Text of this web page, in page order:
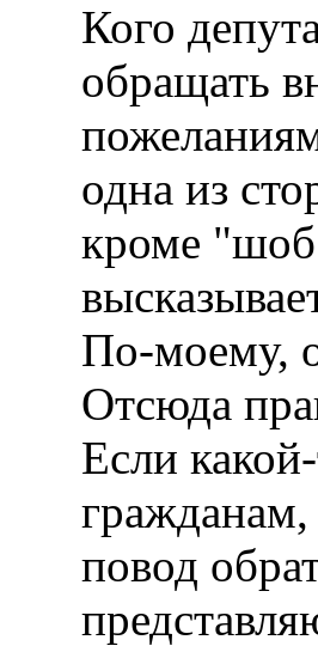
Кого
обращать
одна из
кроме "шоб
По-моему,
Отсюда
Если
повод